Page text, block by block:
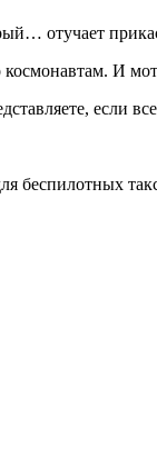
отучает
космонавтам. И
если
беспилотных